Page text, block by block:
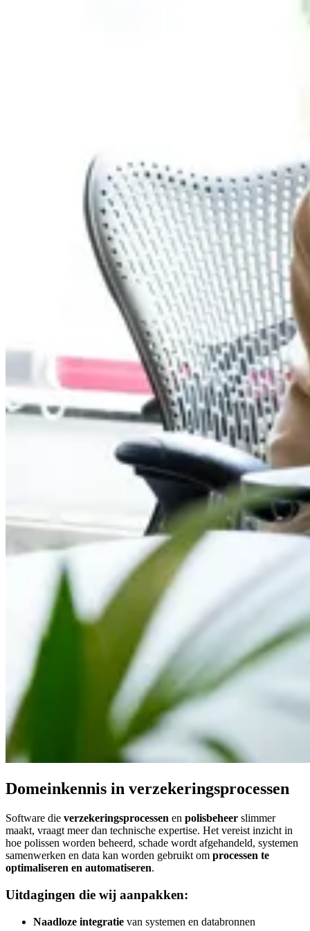
Domeinkennis in verzekeringsprocessen
Software die verzekeringsprocessen en polisbeheer slimmer
maakt, vraagt meer dan technische expertise. Het vereist inzicht in
hoe polissen worden beheerd, schade wordt afgehandeld, systemen
samenwerken en data kan worden gebruikt om processen te
optimaliseren en automatiseren.
Uitdagingen die wij aanpakken:
Naadloze integratie van systemen en databronnen